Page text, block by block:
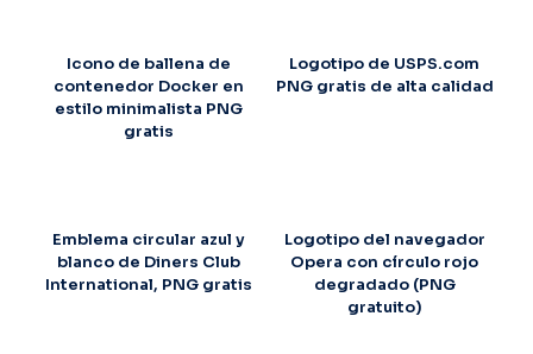
Icono de ballena de
contenedor Docker en
estilo minimalista PNG
gratis
Logotipo de USPS.com
PNG gratis de alta calidad
Emblema circular azul y
blanco de Diners Club
International, PNG gratis
Logotipo del navegador
Opera con círculo rojo
degradado (PNG
gratuito)